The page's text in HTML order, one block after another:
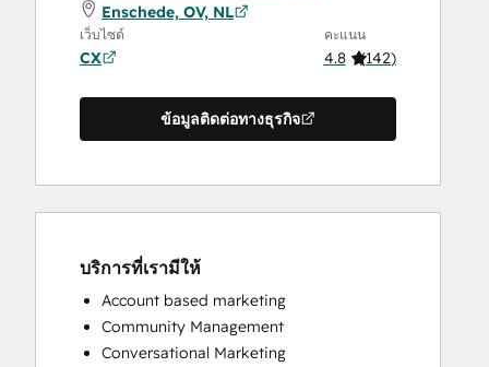
Enschede, OV, NL
เว็บไซต์
CX
คะแนน
4.8 (142)
ข้อมูลติดต่อทางธุรกิจ
บริการที่เรามีให้
Account based marketing
Community Management
Conversational Marketing